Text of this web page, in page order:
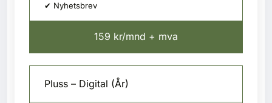
SE BLADARKIV
✔ Nyhetsbrev
159 kr/mnd + mva
Pluss – Digital (År)